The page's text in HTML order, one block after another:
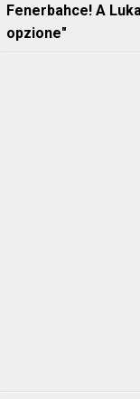
Fenerbahce! A
opzione"